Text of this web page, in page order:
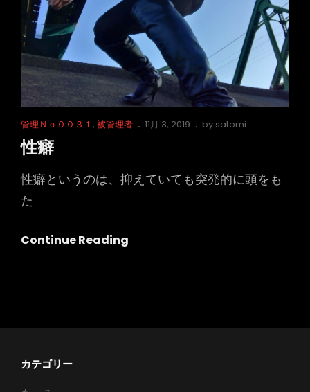
Cat
Links
管理Ｎｏ００３１, 被管理者
Posted
11月 3, 2019 by satomi
性癖
性癖というのは、抑えていても突発的に頭をも
た
Continue Reading
カテゴリー